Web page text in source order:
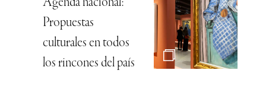
Agenda nacional:
Propuestas
culturales en todos
los rincones del país